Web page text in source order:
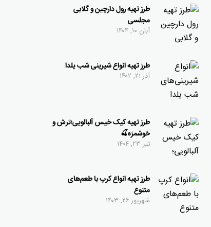
طرز تهیه رول دارچین و گلابی
مجلسی
آبان ۱۰, ۱۴۰۴
طرز تهیه انواع شیرینی شب یلدا
آذر ۲۱, ۱۴۰۲
طرز تهیه کیک خیس آلبالویی؛ترش و
خوشمزه🍒
تیر ۲۳, ۱۴۰۴
طرز تهیه انواع کرپ با طعم‌های
متنوع
شهریور ۲۶, ۱۴۰۳